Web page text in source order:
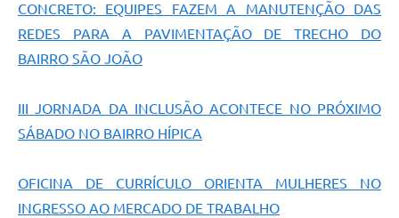
CONCRETO: EQUIPES FAZEM A MANUTENÇÃO DAS
REDES PARA A PAVIMENTAÇÃO DE TRECHO DO
BAIRRO SÃO JOÃO
III JORNADA DA INCLUSÃO ACONTECE NO PRÓXIMO
SÁBADO NO BAIRRO HÍPICA
OFICINA DE CURRÍCULO ORIENTA MULHERES NO
INGRESSO AO MERCADO DE TRABALHO